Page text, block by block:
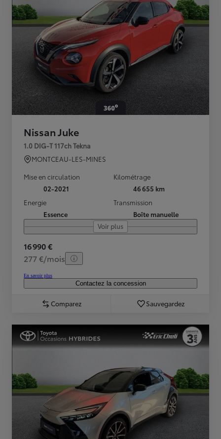
Nissan Juke
1.0 DIG-T 117ch Tekna
MONTCEAU-LES-MINES
Mise en circulation
02-2021
Kilométrage
46 655 km
Energie
Essence
Transmission
Boîte manuelle
Voir plus
16 990 €
277 €/mois
En savoir plus
Contactez la concession
Comparez Sauvegardez